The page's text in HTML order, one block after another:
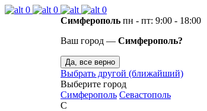
0 0
0
Симферополь пн - пт: 9:00 - 18:00
Ваш город — Симферополь?
Да, все верно
Выбрать другой (ближайший)
Выберите город
Симферополь Севастополь
С